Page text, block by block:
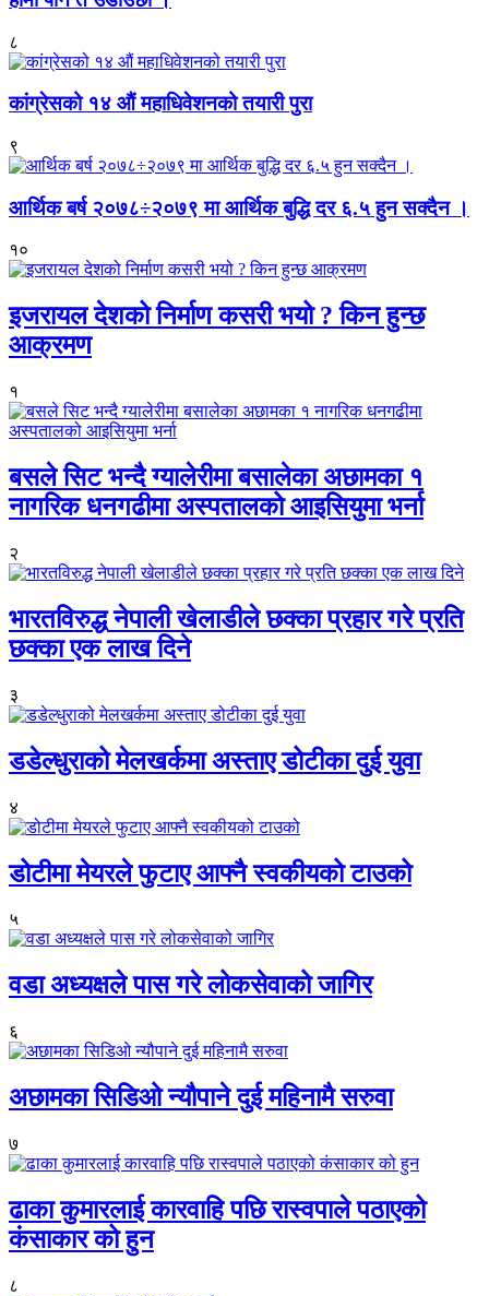
८
कांग्रेसको १४ औं महाधिवेशनको तयारी पुरा
९
आर्थिक बर्ष २०७८÷२०७९ मा आर्थिक बुद्धि दर ६.५ हुन सक्दैन ।
१०
इजरायल देशको निर्माण कसरी भयो ? किन हुन्छ
आक्रमण
१
बसले सिट भन्दै ग्यालेरीमा बसालेका अछामका १
नागरिक धनगढीमा अस्पतालको आइसियुमा भर्ना
२
भारतविरुद्ध नेपाली खेलाडीले छक्का प्रहार गरे प्रति
छक्का एक लाख दिने
३
डडेल्धुराको मेलखर्कमा अस्ताए डोटीका दुई युवा
४
डोटीमा मेयरले फुटाए आफ्नै स्वकीयको टाउको
५
वडा अध्यक्षले पास गरे लोकसेवाको जागिर
६
अछामका सिडिओ न्यौपाने दुई महिनामै सरुवा
७
ढाका कुमारलाई कारवाहि पछि रास्वपाले पठाएको
कंसाकार को हुन
८